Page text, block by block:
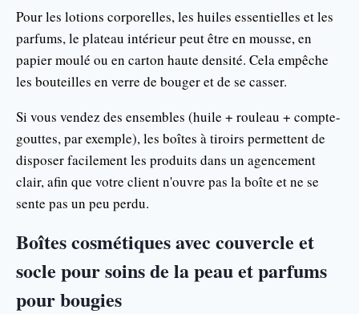
Pour les lotions corporelles, les huiles essentielles et les
parfums, le plateau intérieur peut être en mousse, en
papier moulé ou en carton haute densité. Cela empêche
les bouteilles en verre de bouger et de se casser.
Si vous vendez des ensembles (huile + rouleau + compte-
gouttes, par exemple), les boîtes à tiroirs permettent de
disposer facilement les produits dans un agencement
clair, afin que votre client n'ouvre pas la boîte et ne se
sente pas un peu perdu.
Boîtes cosmétiques avec couvercle et
socle pour soins de la peau et parfums
pour bougies